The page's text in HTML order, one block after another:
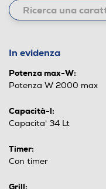
In evidenza
Potenza max-W:
Potenza W 2000 max
Capacità-l:
Capacita' 34 Lt
Timer:
Con timer
Grill: